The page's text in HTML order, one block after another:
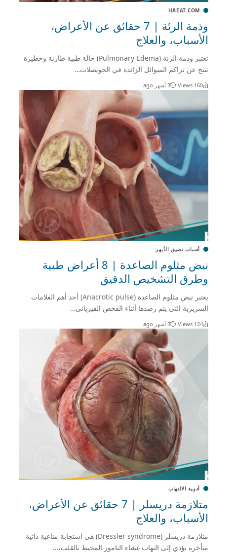
HAEAT.COM
وذمة الرئة | 7 حقائق عن الأعراض،
الأسباب، والعلاج
تعتبر وذمة الرئة (Pulmonary Edema) حالة طبية طارئة وخطيرة
تنتج عن تراكم السوائل الزائدة في الحويصلات…
160 Views 3 أشهر ago
أسباب تضيق الأبهر
نبض مثلوم الصاعدة | 8 أعراض طبية
وطرق التشخيص الدقيق
يعتبر نبض مثلوم الصاعدة (Anacrotic pulse) أحد أهم العلامات
السريرية التي يتم رصدها أثناء الفحص الفيزيائي…
124 Views 3 أشهر ago
أدوية الالتهاب
متلازمة دريسلر | 7 حقائق عن الأعراض،
الأسباب، والعلاج
متلازمة دريسلر (Dressler syndrome) هي استجابة مناعية ذاتية
متأخرة تؤدي إلى التهاب غشاء الثامور المحيط بالقلب،…